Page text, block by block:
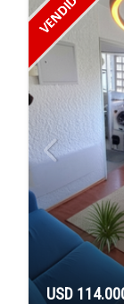
USD